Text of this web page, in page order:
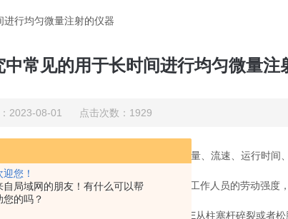
迎您！
自局域网的朋友！有什么可以帮
您的吗？
行均匀微量注射的仪器
常见的用于长时间进行均匀微量注
：2023-08-01 点击次数：1929
器夹持机构)，运行参数设置：注射液量、流速、运行时间、
中合理使用微量注射泵可以大大减轻工作人员的劳动强度
用未经湿润的特氟隆柱塞头会造成PTFE从柱塞杆碎裂或者松